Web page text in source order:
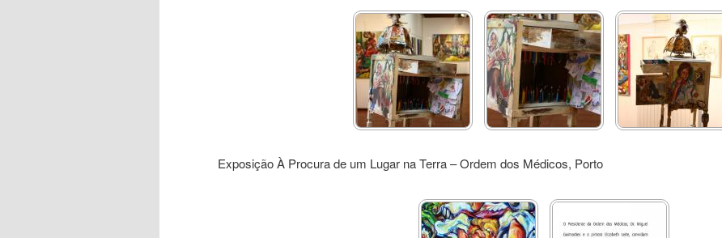
Exposição À Procura de um Lugar na Terra – Ordem dos Médicos, Porto